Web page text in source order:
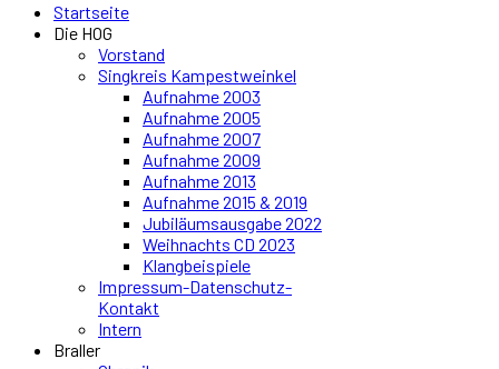
Startseite
Die HOG
Vorstand
Singkreis Kampestweinkel
Aufnahme 2003
Aufnahme 2005
Aufnahme 2007
Aufnahme 2009
Aufnahme 2013
Aufnahme 2015 & 2019
Jubiläumsausgabe 2022
Weihnachts CD 2023
Klangbeispiele
Impressum-Datenschutz-
Kontakt
Intern
Braller